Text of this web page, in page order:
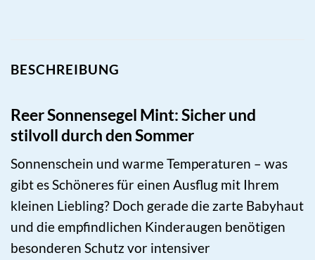
BESCHREIBUNG
Reer Sonnensegel Mint: Sicher und
stilvoll durch den Sommer
Sonnenschein und warme Temperaturen – was
gibt es Schöneres für einen Ausflug mit Ihrem
kleinen Liebling? Doch gerade die zarte Babyhaut
und die empfindlichen Kinderaugen benötigen
besonderen Schutz vor intensiver